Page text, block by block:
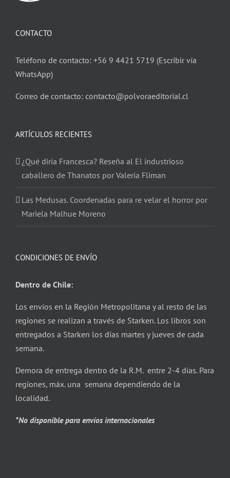
CONTACTO
Teléfono de contacto: +56 9 4421 5719 (Escribir vía
WhatsApp)
Correo de contacto: contacto@polvoraeditorial.cl
ARTÍCULOS RECIENTES
¿Qué diría Francesca? Reseña al El industrioso
caballero de Thanatos por Valeria Fliman
Las Medusas. Coordenadas para re velar el horror por
Mariela Malhue Moreno
CONDICIONES DE ENVÍO
Dentro de Chile:
Los envíos en la Región Metropolitana y al resto de las
regiones se realizan a través de Starken. Los libros son
entregados a Starken los días martes y jueves de cada
semana.
Demora de entrega dentro de la R.M. entre 2-4 días. Para
regiones, máx. una semana dependiendo de la
localidad.
*No disponible para envíos internacionales